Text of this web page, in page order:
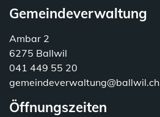
Gemeindeverwaltung
Ambar 2
6275 Ballwil
041 449 55 20
gemeindeverwaltung@ballwil.ch
Öffnungszeiten